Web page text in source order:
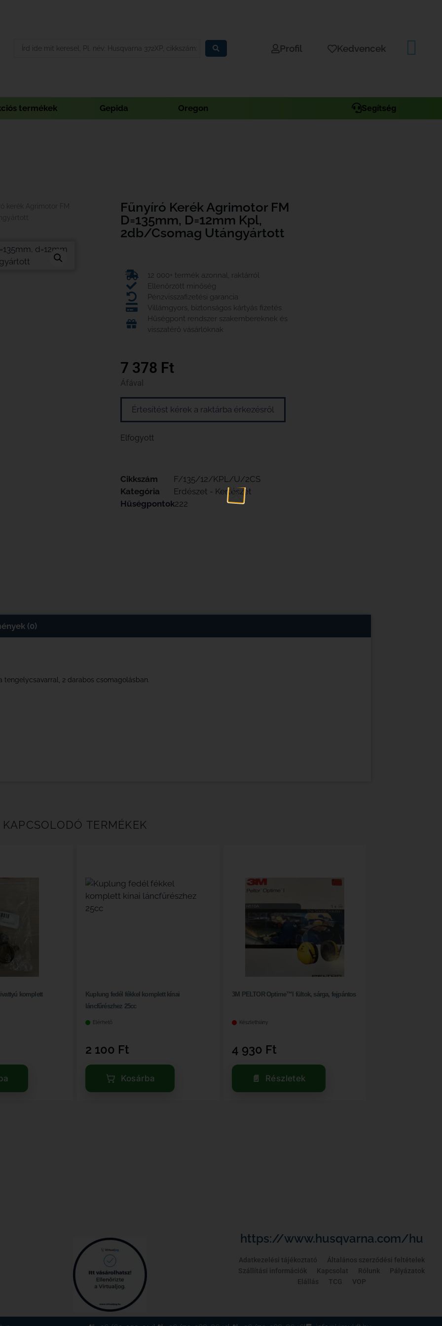
Profil Kedvencek
termékek Gepida Oregon Segítség
kerék Agrimotor FM
Fűnyíró Kerék Agrimotor FM
D=135mm, D=12mm Kpl,
2db/csomag Utángyártott
12 000+ termék azonnal, raktárról
Ellenőrzött minőség
Pénzvisszafizetési garancia
Villámgyors, biztonságos kártyás fizetés
Hűségpont rendszer szakembereknek és
visszatérő vásárlóknak
7 378 Ft
Áfával
Értesítést kérek a raktárba érkezésről
Elfogyott
Cikkszám
F/135/12/KPL/U/2CS
Kategória
Erdészet - Kertészet
Hűségpontok222
(0)
tengelycsavarral, 2 darabos csomagolásban.
KAPCSOLODÓ TERMÉKEK
komplett
Kuplung fedél fékkel komplett kínai
láncfűrészhez 25cc
Elérhető
2 100 Ft
Kosárba
3M PELTOR Optime™I fültok, sárga, fejpántos
Készlethiány
4 930 Ft
Részletek
https://www.husqvarna.com/hu
Adatkezelési tájékoztató
Általános szerződési feltételek
Szállítási információk
Kapcsolat Rólunk
Pályázatok
Elállás
TCG VOP